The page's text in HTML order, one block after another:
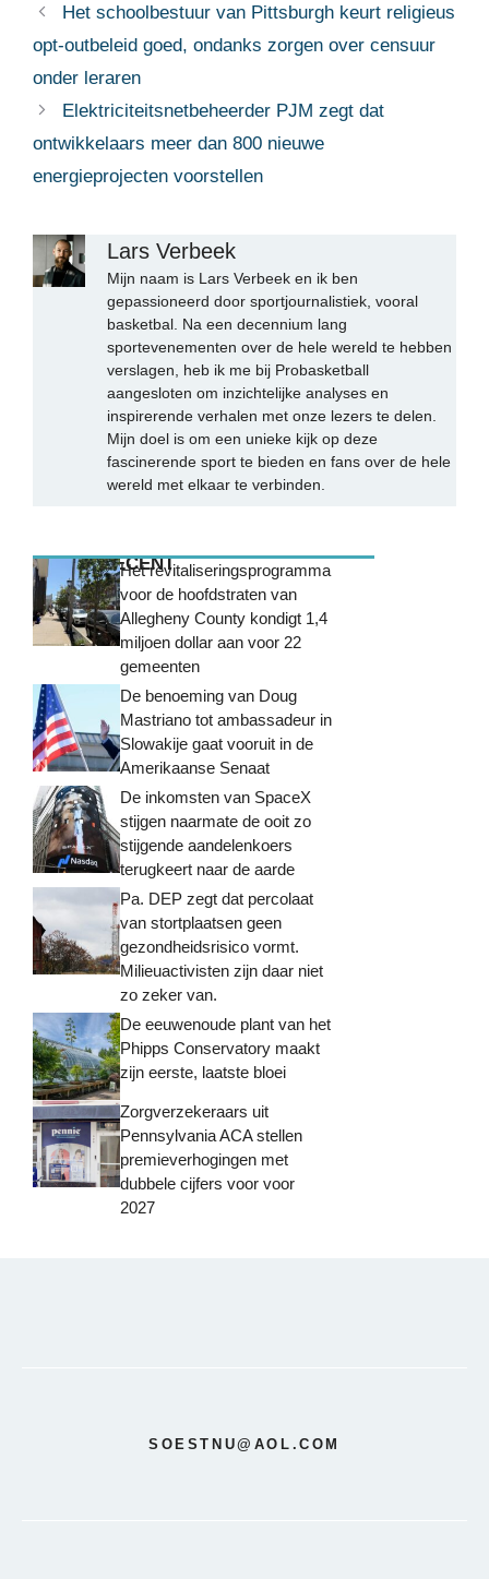
Het schoolbestuur van Pittsburgh keurt religieus
opt-outbeleid goed, ondanks zorgen over censuur
onder leraren
Elektriciteitsnetbeheerder PJM zegt dat
ontwikkelaars meer dan 800 nieuwe
energieprojecten voorstellen
Lars Verbeek
Mijn naam is Lars Verbeek en ik ben
gepassioneerd door sportjournalistiek, vooral
basketbal. Na een decennium lang
sportevenementen over de hele wereld te hebben
verslagen, heb ik me bij Probasketball
aangesloten om inzichtelijke analyses en
inspirerende verhalen met onze lezers te delen.
Mijn doel is om een unieke kijk op deze
fascinerende sport te bieden en fans over de hele
wereld met elkaar te verbinden.
MEEST RECENTHet revitaliseringsprogramma
voor de hoofdstraten van
Allegheny County kondigt 1,4
miljoen dollar aan voor 22
gemeenten
De benoeming van Doug
Mastriano tot ambassadeur in
Slowakije gaat vooruit in de
Amerikaanse Senaat
De inkomsten van SpaceX
stijgen naarmate de ooit zo
stijgende aandelenkoers
terugkeert naar de aarde
Pa. DEP zegt dat percolaat
van stortplaatsen geen
gezondheidsrisico vormt.
Milieuactivisten zijn daar niet
zo zeker van.
De eeuwenoude plant van het
Phipps Conservatory maakt
zijn eerste, laatste bloei
Zorgverzekeraars uit
Pennsylvania ACA stellen
premieverhogingen met
dubbele cijfers voor voor
2027
SOESTNU@AOL.COM